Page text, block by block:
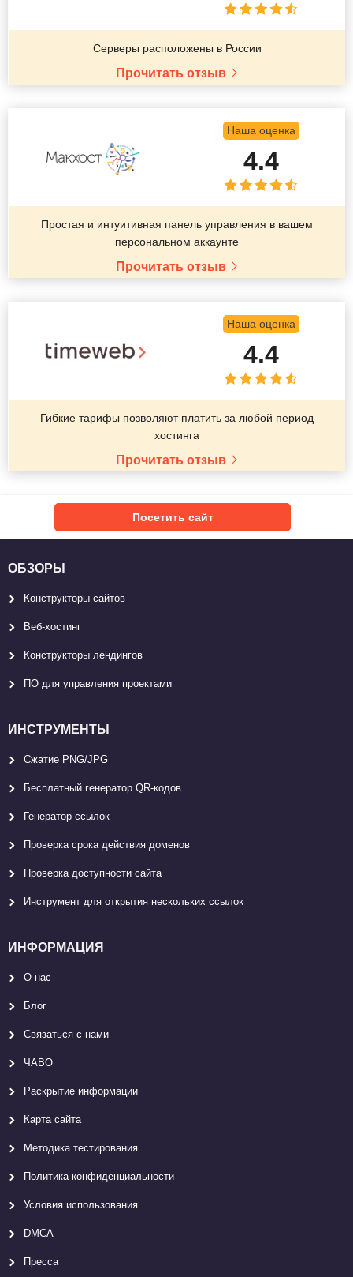
Серверы расположены в России
Прочитать отзыв
Наша оценка
4.4
Простая и интуитивная панель управления в вашем
персональном аккаунте
Прочитать отзыв
Наша оценка
4.4
Гибкие тарифы позволяют платить за любой период
хостинга
Прочитать отзыв
Посетить сайт
ОБЗОРЫ
Конструкторы сайтов
Веб-хостинг
Конструкторы лендингов
ПО для управления проектами
ИНСТРУМЕНТЫ
Сжатие PNG/JPG
Бесплатный генератор QR-кодов
Генератор ссылок
Проверка срока действия доменов
Проверка доступности сайта
Инструмент для открытия нескольких ссылок
ИНФОРМАЦИЯ
О нас
Блог
Связаться с нами
ЧАВО
Раскрытие информации
Карта сайтa
Методика тестирования
Политика конфиденциальности
Условия использования
DMCA
Пресса